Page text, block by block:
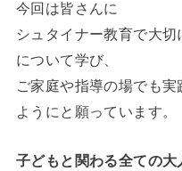
今回は皆さんに
シュタイナー教育で大
について学び、
ご家庭や指導の場でも
ようにと願っています。
子どもと関わる全ての大